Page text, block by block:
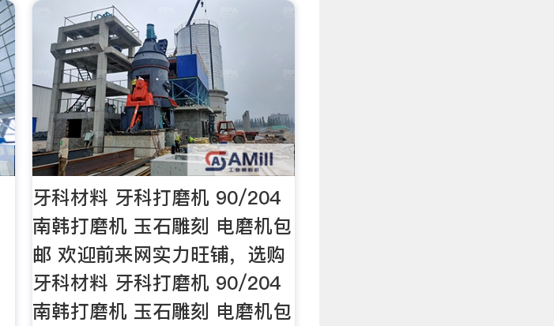
牙科材料 牙科打磨机 90/204
南韩打磨机 玉石雕刻 电磨机包
邮 欢迎前来网实力旺铺，选购
牙科材料 牙科打磨机 90/204
南韩打磨机 玉石雕刻 电磨机包